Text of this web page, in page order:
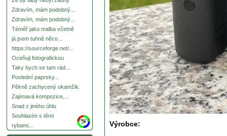
Zdravím, mám podobný...
Zdravím, mám podobný...
Téměř jako malba včetně
já jsem tuhně něco...
https://sourceforge.net/...
Oceňuji fotografickou
Taky bych se tam rád...
Poslední paprsky...
Pěkně zachycený okamžik.
Zajímavá kompozice,...
Snad z jiného úhlu
Souhlasím s těmi
rybami...
more Výrobce: